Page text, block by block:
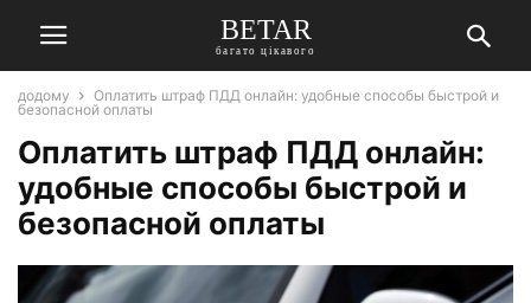
BETAR
багато цікавого
додому
Оплатить штраф ПДД онлайн: удобные способы быстрой и
безопасной оплаты
Оплатить штраф ПДД онлайн:
удобные способы быстрой и
безопасной оплаты